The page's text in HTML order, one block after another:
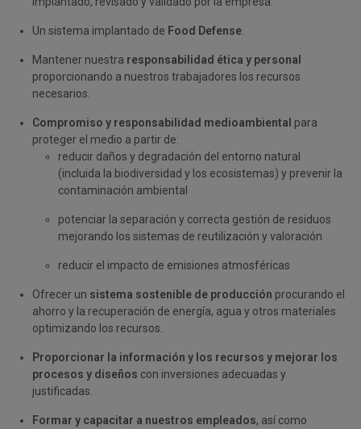
Un sistema implantado de Food Defense
Mantener nuestra responsabilidad ética y personal
proporcionando a nuestros trabajadores los recursos
necesarios.
Compromiso y responsabilidad medioambiental para
proteger el medio a partir de:
reducir daños y degradación del entorno natural
(incluida la biodiversidad y los ecosistemas) y prevenir la
contaminación ambiental
potenciar la separación y correcta gestión de residuos
mejorando los sistemas de reutilización y valoración
reducir el impacto de emisiones atmosféricas
Ofrecer un sistema sostenible de producción procurando el
ahorro y la recuperación de energía, agua y otros materiales
optimizando los recursos.
Proporcionar la información y los recursos y mejorar los
procesos y diseños con inversiones adecuadas y
justificadas.
Formar y capacitar a nuestros empleados, así como